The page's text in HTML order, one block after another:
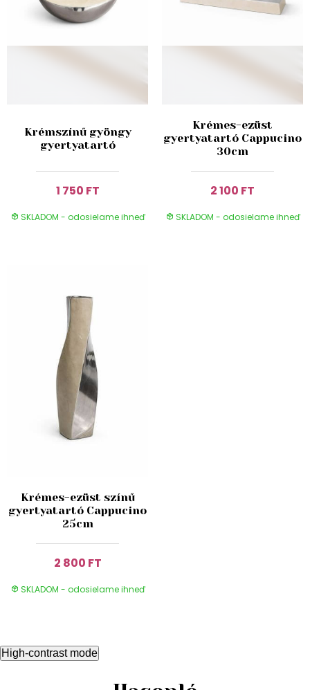
Krémszínű gyöngy
gyertyatartó
1 750 FT
SKLADOM - odosielame ihneď
Krémes-ezüst
gyertyatartó Cappucino
30cm
2 100 FT
SKLADOM - odosielame ihneď
Krémes-ezüst színű
gyertyatartó Cappucino
25cm
2 800 FT
SKLADOM - odosielame ihneď
High-contrast mode